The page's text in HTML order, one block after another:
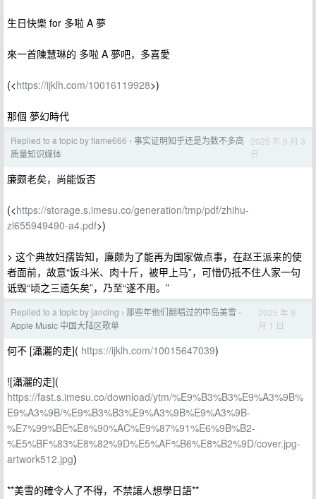
生日快樂 for 多啦 A 夢
來一首陳慧琳的 多啦 A 夢吧，多喜愛
(<https://ijklh.com/10016119928>)
那個 夢幻時代
Replied to a topic by flame666 › 事实证明知乎还是为数不多高
质量知识媒体
2025 年 9 月 3
日
廉颇老矣，尚能饭否
(<https://storage.s.imesu.co/generation/tmp/pdf/zhihu-
zl655949490-a4.pdf>)
> 这个典故妇孺皆知，廉颇为了能再为国家做点事，在赵王派来的使
者面前，故意“饭斗米、肉十斤，被甲上马”，可惜仍抵不住人家一句
诋毁“顷之三遗矢矣”，乃至“遂不用。”
Replied to a topic by jancing › 那些年他们翻唱过的中岛美雪 -
Apple Music 中国大陆区歌单
2025 年 9
月 1 日
何不 [瀟灑的走]( https://ijklh.com/10015647039)
![瀟灑的走](
https://fast.s.imesu.co/download/ytm/%E9%B3%B3%E9%A3%9B%
E9%A3%9B/%E9%B3%B3%E9%A3%9B%E9%A3%9B-
%E7%99%BE%E8%90%AC%E9%87%91%E6%9B%B2-
%E5%BF%83%E8%82%9D%E5%AF%B6%E8%B2%9D/cover.jpg-
artwork512.jpg)
**美雪的確令人了不得，不禁讓人想學日語**